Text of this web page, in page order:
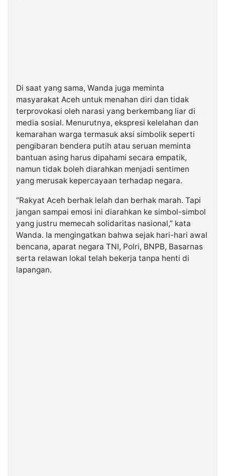
Di saat yang sama, Wanda juga meminta
masyarakat Aceh untuk menahan diri dan tidak
terprovokasi oleh narasi yang berkembang liar di
media sosial. Menurutnya, ekspresi kelelahan dan
kemarahan warga termasuk aksi simbolik seperti
pengibaran bendera putih atau seruan meminta
bantuan asing harus dipahami secara empatik,
namun tidak boleh diarahkan menjadi sentimen
yang merusak kepercayaan terhadap negara.
“Rakyat Aceh berhak lelah dan berhak marah. Tapi
jangan sampai emosi ini diarahkan ke simbol-simbol
yang justru memecah solidaritas nasional,” kata
Wanda. Ia mengingatkan bahwa sejak hari-hari awal
bencana, aparat negara TNI, Polri, BNPB, Basarnas
serta relawan lokal telah bekerja tanpa henti di
lapangan.